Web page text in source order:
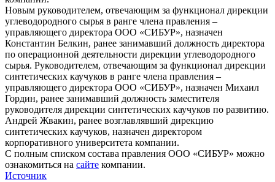
Новым руководителем, отвечающим за функционал дирекции
углеводородного сырья в ранге члена правления –
управляющего директора ООО «СИБУР», назначен
Константин Белкин, ранее занимавший должность директора
по операционной деятельности дирекции углеводородного
сырья. Руководителем, отвечающим за функционал дирекции
синтетических каучуков в ранге члена правления –
управляющего директора ООО «СИБУР», назначен Михаил
Гордин, ранее занимавший должность заместителя
руководителя дирекции синтетических каучуков по развитию.
Андрей Жвакин, ранее возглавлявший дирекцию
синтетических каучуков, назначен директором
корпоративного университета компании.
С полным списком состава правления ООО «СИБУР» можно
ознакомиться на сайте компании.
Источник